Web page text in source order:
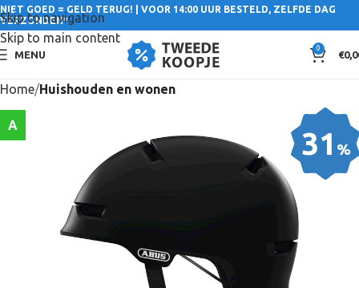
Skip to navigation
Skip to main content
NIET GOED = GELD TERUG! | VOOR 14:00 UUR BESTELD, ZELFDE DAG
VERZONDEN*
MENU
0
€
Home Huishouden en wonen
A
31 %